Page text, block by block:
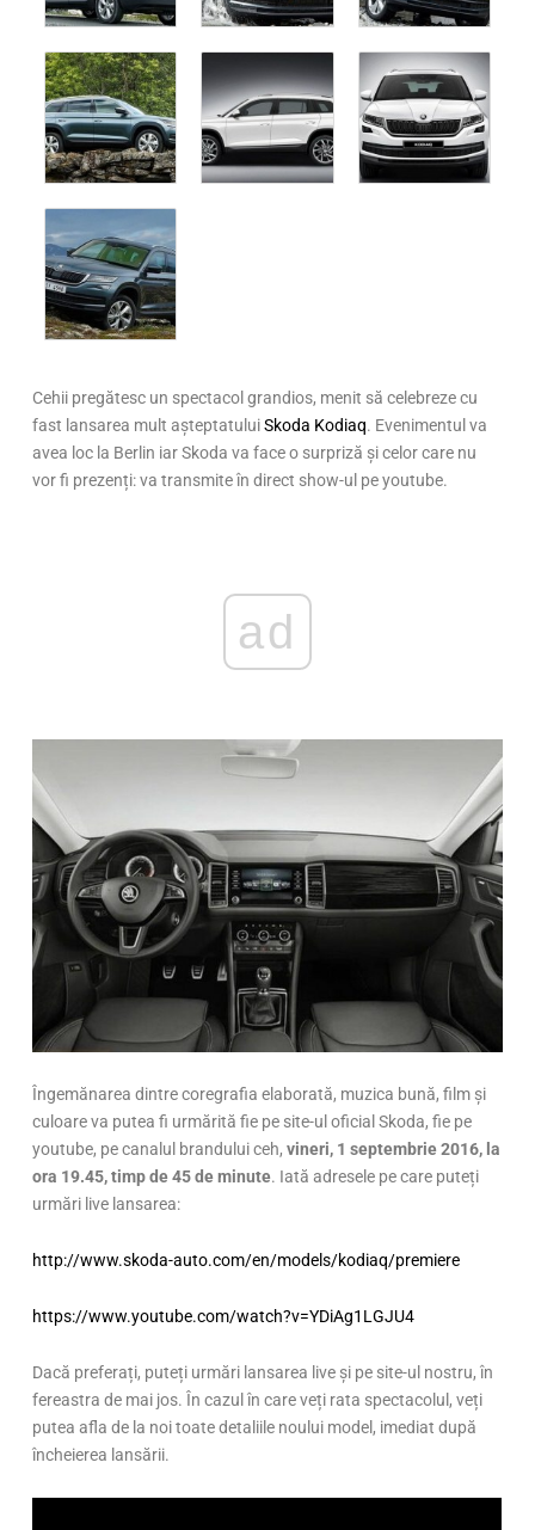
Cehii pregătesc un spectacol grandios, menit să celebreze cu
fast lansarea mult așteptatuluiSkoda Kodiaq. Evenimentul va
avea loc la Berlin iar Skoda va face o surpriză și celor care nu
vor fi prezenți: va transmite în direct show-ul pe youtube.
ad
Îngemănarea dintre coregrafia elaborată, muzica bună, film și
culoare va putea fi urmărită fie pe site-ul oficial Skoda, fie pe
youtube, pe canalul brandului ceh,vineri, 1 septembrie 2016, la
ora 19.45, timp de 45 de minute. Iată adresele pe care puteți
urmări live lansarea:
http://www.skoda-auto.com/en/models/kodiaq/premiere
https://www.youtube.com/watch?v=YDiAg1LGJU4
Dacă preferați, puteți urmări lansarea live și pe site-ul nostru, în
fereastra de mai jos. În cazul în care veți rata spectacolul, veți
putea afla de la noi toate detaliile noului model, imediat după
încheierea lansării.